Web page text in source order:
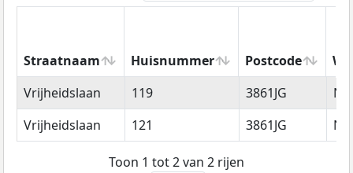
Straatnaam Huisnummer Postcode
Straatnaam
Huisnummer Postcode
Vrijheidslaan 119 3861JG
Vrijheidslaan
121 3861JG
Toon 1 tot 2 van 2 rijen